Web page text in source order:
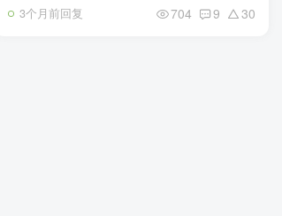
3个月前回复 704 9 30